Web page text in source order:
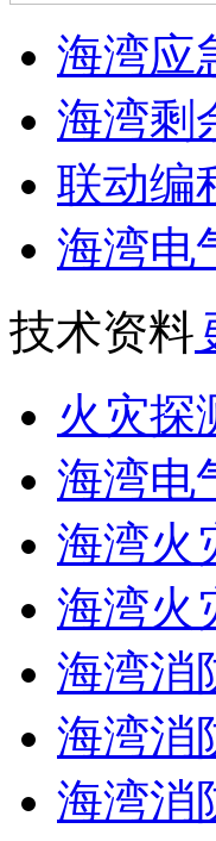
海湾应
海湾剩
联动编
海湾电
技术资料
火灾探
海湾电
海湾火
海湾火
海湾消
海湾消
海湾消